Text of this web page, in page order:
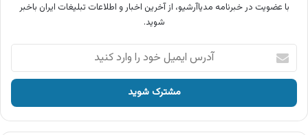
با عضویت در خبرنامه مدیاآرشیو، از آخرین اخبار و اطلاعات تبلیغات ایران باخبر
شوید.
آدرس
ایمیل
خود
وارد
کنید